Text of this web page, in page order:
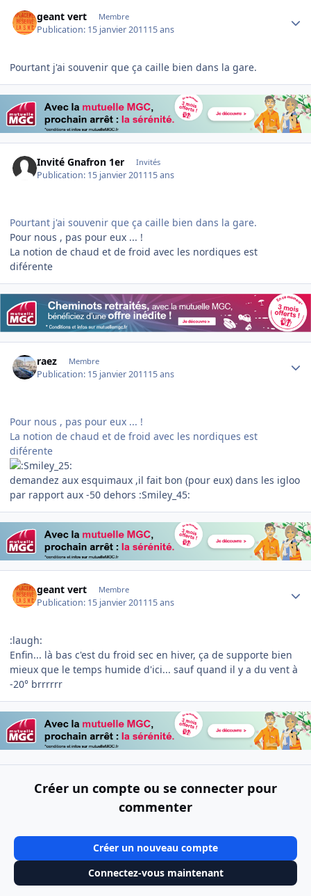
geant vert Membre
Publication: 15 janvier 201115 ans
Pourtant j'ai souvenir que ça caille bien dans la gare.
Invité Gnafron 1er Invités
Publication: 15 janvier 201115 ans
Pourtant j'ai souvenir que ça caille bien dans la gare.
Pour nous , pas pour eux ... !
La notion de chaud et de froid avec les nordiques est
diférente
raez Membre
Publication: 15 janvier 201115 ans
Pour nous , pas pour eux ... !
La notion de chaud et de froid avec les nordiques est
diférente
demandez aux esquimaux ,il fait bon (pour eux) dans les igloo
par rapport aux -50 dehors :Smiley_45:
geant vert Membre
Publication: 15 janvier 201115 ans
:laugh:
Enfin... là bas c'est du froid sec en hiver, ça de supporte bien
mieux que le temps humide d'ici... sauf quand il y a du vent à
-20° brrrrrr
Créer un compte ou se connecter pour
commenter
Créer un nouveau compte
Connectez-vous maintenant